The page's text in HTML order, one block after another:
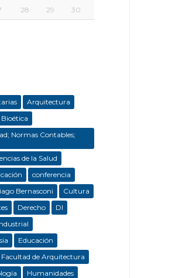
28 29 30
Arquitectura
Bioética
Normas Contables;
de la Salud
conferencia
Bernasconi
Cultura
Derecho
DI
Educación
Facultad de Arquitectura
Humanidades